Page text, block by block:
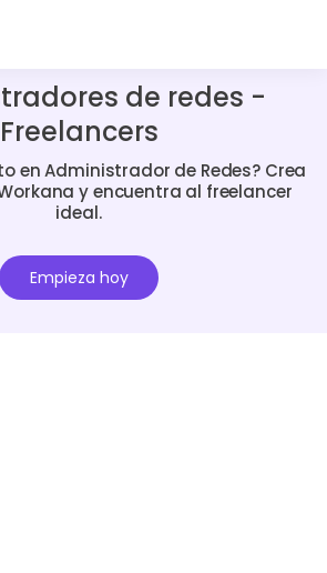
de redes -
Freelancers
en Administrador de Redes? Crea
y encuentra al freelancer
ideal.
Empieza hoy